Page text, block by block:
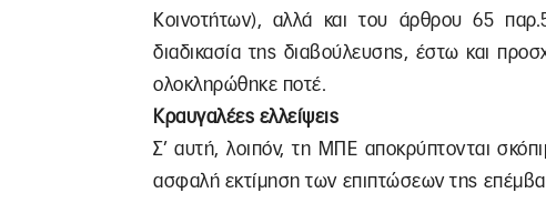
Κοινοτήτων), αλλά και του άρθρου 65
διαδικασία της διαβούλευσης, έστω και
ολοκληρώθηκε ποτέ.
Κραυγαλέες ελλείψεις
Σ’ αυτή, λοιπόν, τη ΜΠΕ αποκρύπτονται
ασφαλή εκτίμηση των επιπτώσεων της